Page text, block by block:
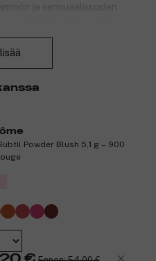
ja sensuaalisuuden
luomus – kunnianosoitus
teksturoitu kimallus ja
joka rakastaa niin
Powder Blush 5,1 g – 900